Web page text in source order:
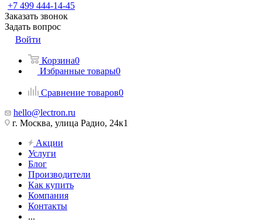
+7 499 444-14-45
Заказать звонок
Задать вопрос
Войти
Корзина0
Избранные товары0
Сравнение товаров0
hello@lectron.ru
г. Москва, улица Радио, 24к1
Акции
Услуги
Блог
Производители
Как купить
Компания
Контакты
...